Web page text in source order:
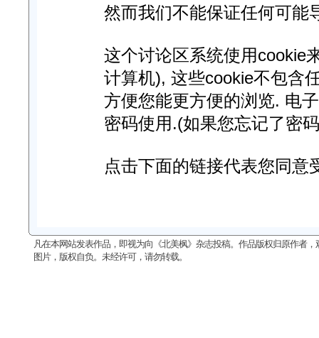
然而我们不能保证任何可能
这个讨论区系统使用cookie
计算机), 这些cookie不包含
方便您能更方便的浏览. 电
密码使用.(如果您忘记了密
点击下面的链接代表您同意
凡在本网站发表作品，即视为向《北美枫》杂志投稿。作品版权归原作者
图片，版权自负。未经许可，请勿转载。